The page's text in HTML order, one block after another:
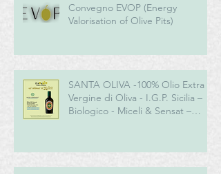
Convegno EVOP (Energy
Valorisation of Olive Pits)
SANTA OLIVA -100% Olio Extra
Vergine di Oliva - I.G.P. Sicilia –
Biologico - Miceli & Sensat –